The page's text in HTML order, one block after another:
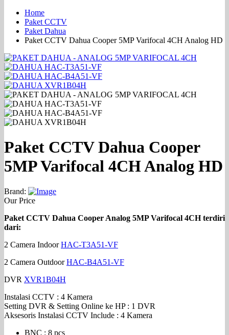
Home
Paket CCTV
Paket Dahua
Paket CCTV Dahua Cooper 5MP Varifocal 4CH Analog HD
Paket CCTV Dahua Cooper
5MP Varifocal 4CH Analog HD
Brand:
Our Price
Paket CCTV Dahua Cooper Analog 5MP Varifocal 4CH terdiri
dari:
2 Camera IndoorHAC-T3A51-VF
2 Camera OutdoorHAC-B4A51-VF
DVR XVR1B04H
Instalasi CCTV : 4 Kamera
Setting DVR & Setting Online ke HP : 1 DVR
Aksesoris Instalasi CCTV Include : 4 Kamera
BNC : 8 pcs